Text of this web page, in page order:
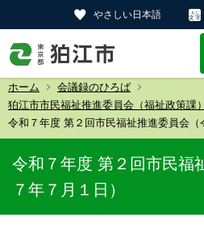
やさしい日本語
ホーム
会議録のひろば
狛江市市民福祉推進委員会（福祉政策課）
令和７年度 第２回市民福祉推進委員会（
令和７年度 第２回市民福
７年７月１日）